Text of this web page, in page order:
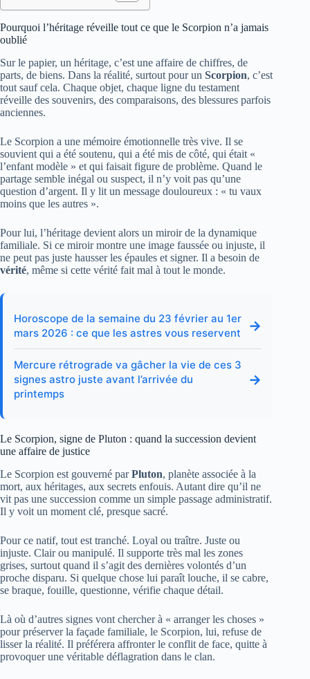
Pourquoi l’héritage réveille tout ce que le Scorpion n’a jamais
oublié
Sur le papier, un héritage, c’est une affaire de chiffres, de
parts, de biens. Dans la réalité, surtout pour un Scorpion, c’est
tout sauf cela. Chaque objet, chaque ligne du testament
réveille des souvenirs, des comparaisons, des blessures parfois
anciennes.
Le Scorpion a une mémoire émotionnelle très vive. Il se
souvient qui a été soutenu, qui a été mis de côté, qui était «
l’enfant modèle » et qui faisait figure de problème. Quand le
partage semble inégal ou suspect, il n’y voit pas qu’une
question d’argent. Il y lit un message douloureux : « tu vaux
moins que les autres ».
Pour lui, l’héritage devient alors un miroir de la dynamique
familiale. Si ce miroir montre une image faussée ou injuste, il
ne peut pas juste hausser les épaules et signer. Il a besoin de
vérité, même si cette vérité fait mal à tout le monde.
Horoscope de la semaine du 23 février au 1er
mars 2026 : ce que les astres vous reservent
→
Mercure rétrograde va gâcher la vie de ces 3
signes astro juste avant l’arrivée du
printemps
→
Le Scorpion, signe de Pluton : quand la succession devient
une affaire de justice
Le Scorpion est gouverné parPluton, planète associée à la
mort, aux héritages, aux secrets enfouis. Autant dire qu’il ne
vit pas une succession comme un simple passage administratif.
Il y voit un moment clé, presque sacré.
Pour ce natif, tout est tranché. Loyal ou traître. Juste ou
injuste. Clair ou manipulé. Il supporte très mal les zones
grises, surtout quand il s’agit des dernières volontés d’un
proche disparu. Si quelque chose lui paraît louche, il se cabre,
se braque, fouille, questionne, vérifie chaque détail.
Là où d’autres signes vont chercher à « arranger les choses »
pour préserver la façade familiale, le Scorpion, lui, refuse de
lisser la réalité. Il préférera affronter le conflit de face, quitte à
provoquer une véritable déflagration dans le clan.